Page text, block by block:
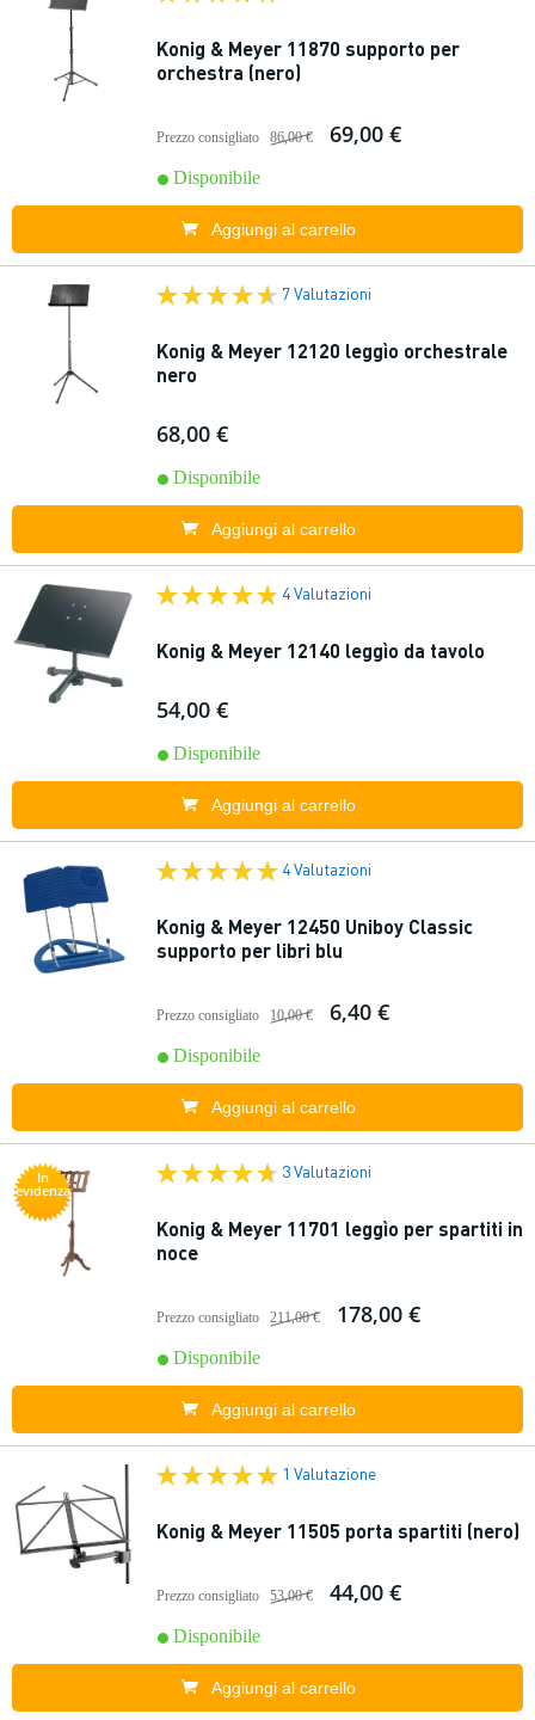
Konig & Meyer 11870 supporto per
orchestra (nero)
Prezzo consigliato 86,00 € 69,00 €
Disponibile
Aggiungi al carrello
7 Valutazioni
Konig & Meyer 12120 leggìo orchestrale
nero
68,00 €
Disponibile
Aggiungi al carrello
4 Valutazioni
Konig & Meyer 12140 leggìo da tavolo
54,00 €
Disponibile
Aggiungi al carrello
4 Valutazioni
Konig & Meyer 12450 Uniboy Classic
supporto per libri blu
Prezzo consigliato 10,00 € 6,40 €
Disponibile
Aggiungi al carrello
In
evidenza
3 Valutazioni
Konig & Meyer 11701 leggìo per spartiti in
noce
Prezzo consigliato 211,00 € 178,00 €
Disponibile
Aggiungi al carrello
1 Valutazione
Konig & Meyer 11505 porta spartiti (nero)
Prezzo consigliato 53,00 € 44,00 €
Disponibile
Aggiungi al carrello